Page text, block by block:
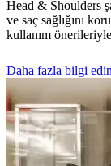
Head & Shoulders
ve saç sağlığını
kullanım
Daha fazla bilgi